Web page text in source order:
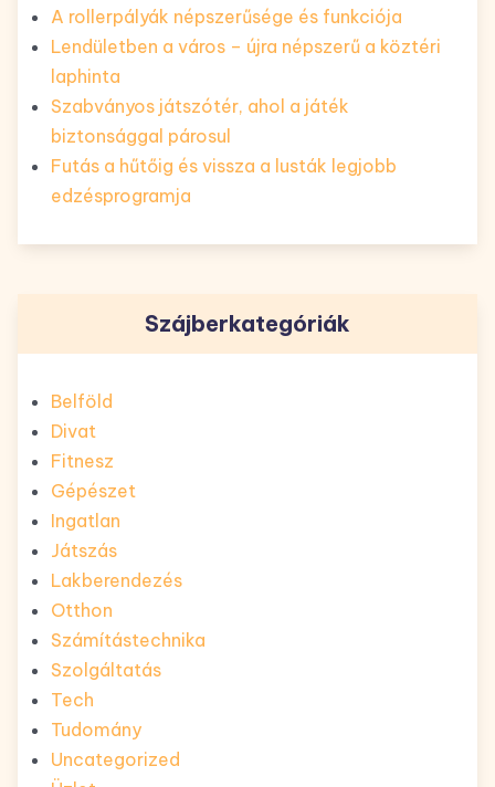
A rollerpályák népszerűsége és funkciója
Lendületben a város – újra népszerű a köztéri
laphinta
Szabványos játszótér, ahol a játék
biztonsággal párosul
Futás a hűtőig és vissza a lusták legjobb
edzésprogramja
Szájberkategóriák
Belföld
Divat
Fitnesz
Gépészet
Ingatlan
Játszás
Lakberendezés
Otthon
Számítástechnika
Szolgáltatás
Tech
Tudomány
Uncategorized